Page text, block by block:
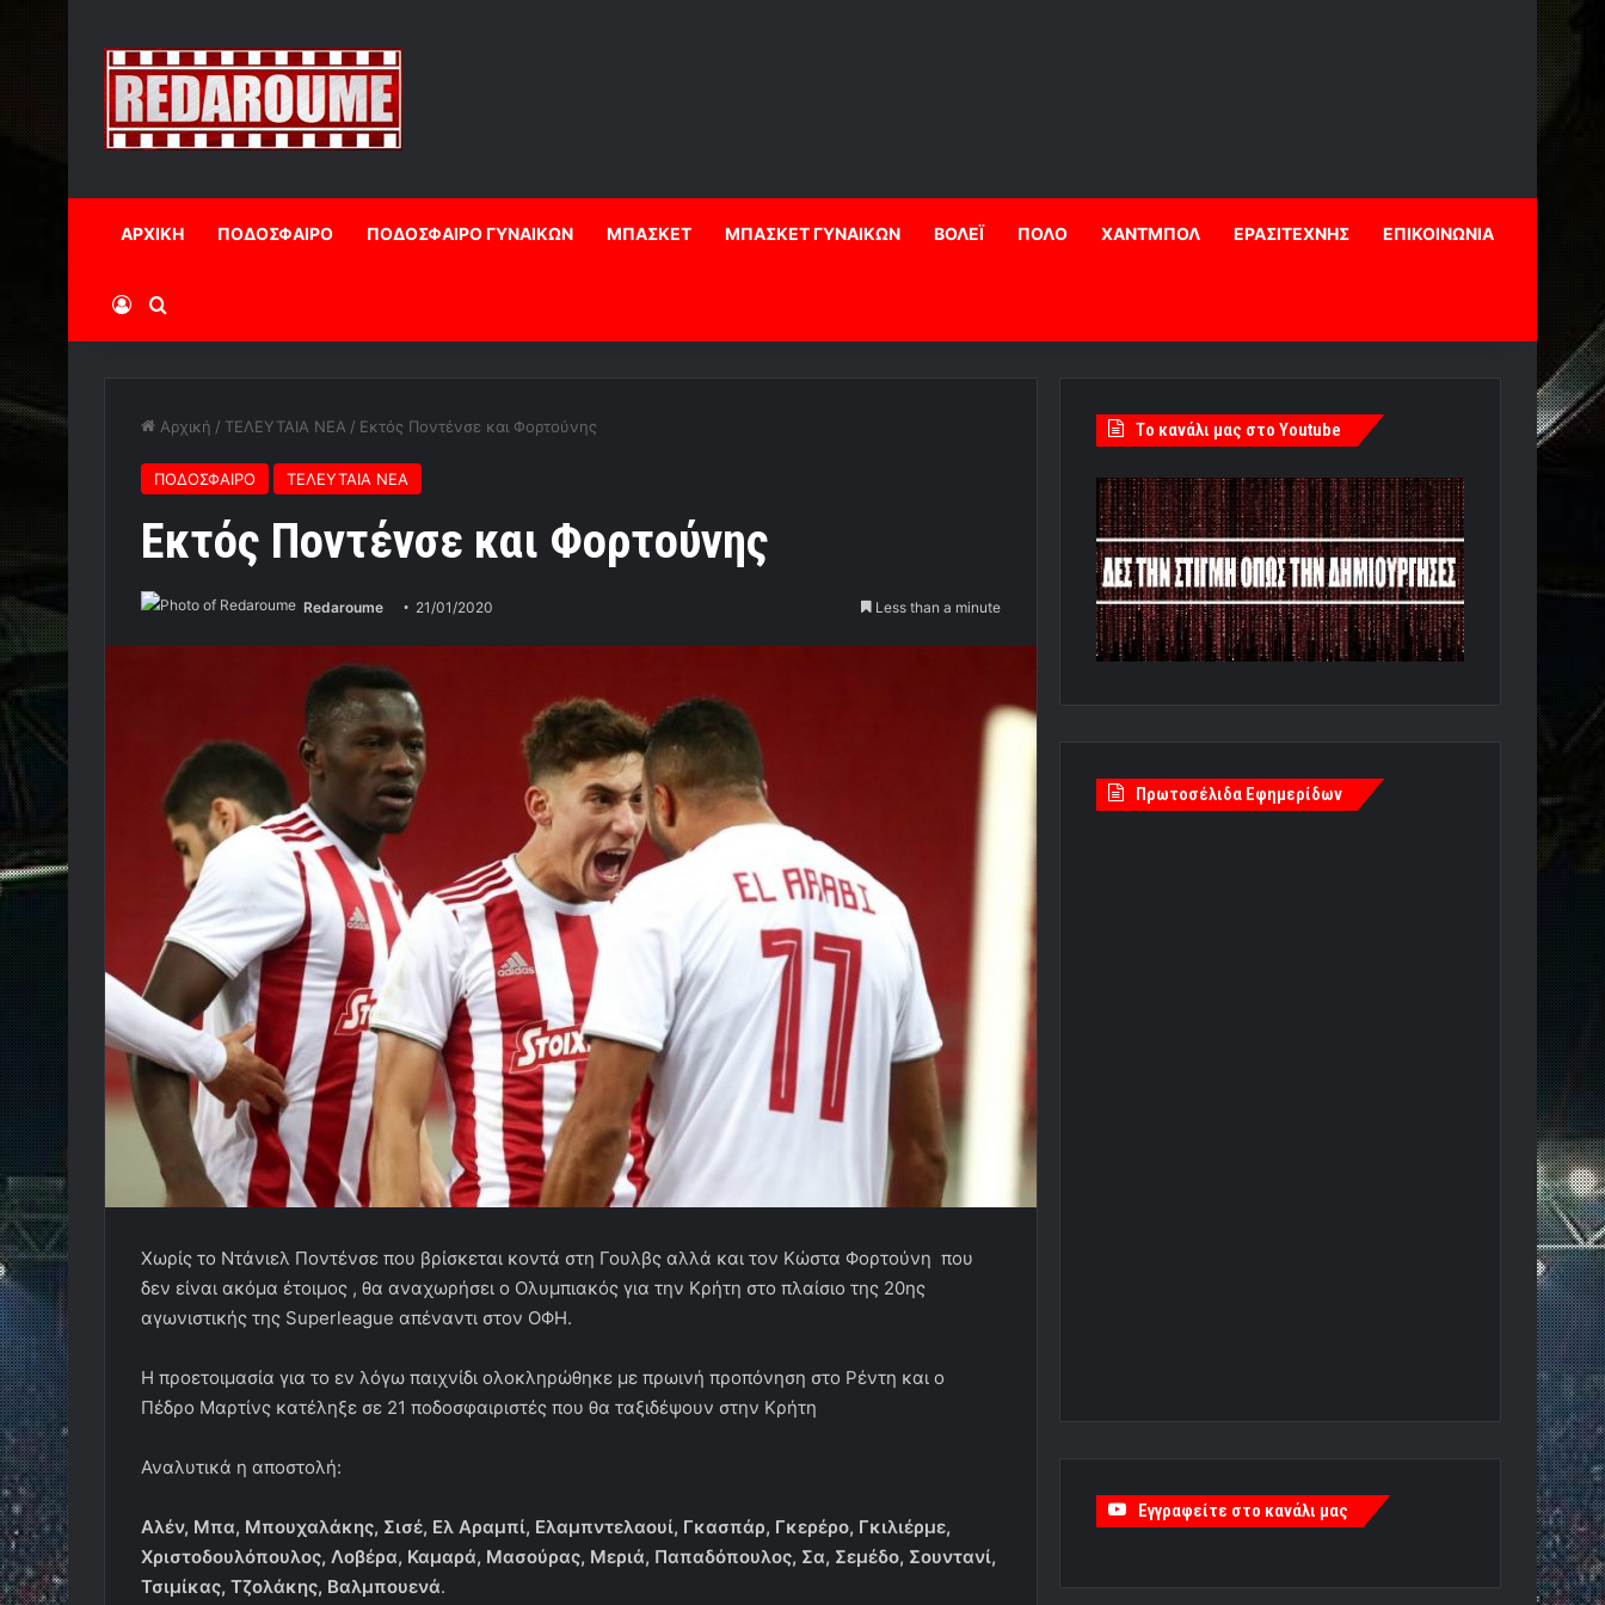
ΑΡΧΙΚΗ ΠΟΔΟΣΦΑΙΡΟ ΠΟΔΟΣΦΑΙΡΟ ΓΥΝΑΙΚΩΝ ΜΠΑΣΚΕΤ ΜΠΑΣΚΕΤ ΓΥΝΑΙΚΩΝ ΒΟΛΕΪ ΠΟΛΟ ΧΑΝΤΜΠΟΛ ΕΡΑΣΙΤΕΧΝΗΣ ΕΠΙΚΟΙΝΩΝΙΑ
Log InΑναζήτηση
Αρχική / ΤΕΛΕΥΤΑΙΑ ΝΕΑ / Εκτός Ποντένσε και Φορτούνης
ΠΟΔΟΣΦΑΙΡΟ ΤΕΛΕΥΤΑΙΑ ΝΕΑ
Εκτός Ποντένσε και Φορτούνης
Redaroume 21/01/2020 Less than a minute
Xωρίς το Ντάνιελ Ποντένσε που βρίσκεται κοντά στη Γουλβς αλλά και τον Κώστα Φορτούνη που
δεν είναι ακόμα έτοιμος , θα αναχωρήσει ο Ολυμπιακός για την Κρήτη στο πλαίσιο της 20ης
αγωνιστικής της Superleague απέναντι στον ΟΦΗ.
Η προετοιμασία για το εν λόγω παιχνίδι ολοκληρώθηκε με πρωινή προπόνηση στο Ρέντη και ο
Πέδρο Μαρτίνς κατέληξε σε 21 ποδοσφαιριστές που θα ταξιδέψουν στην Κρήτη
Αναλυτικά η αποστολή:
Αλέν, Μπα, Μπουχαλάκης, Σισέ, Ελ Αραμπί, Ελαμπντελαουί, Γκασπάρ, Γκερέρο, Γκιλιέρμε,
Χριστοδουλόπουλος, Λοβέρα, Καμαρά, Μασούρας, Μεριά, Παπαδόπουλος, Σα, Σεμέδο, Σουντανί,
Τσιμίκας, Τζολάκης, Βαλμπουενά.
Tο κανάλι μας στο Youtube
Πρωτοσέλιδα Εφημερίδων
Εγγραφείτε στο κανάλι μας